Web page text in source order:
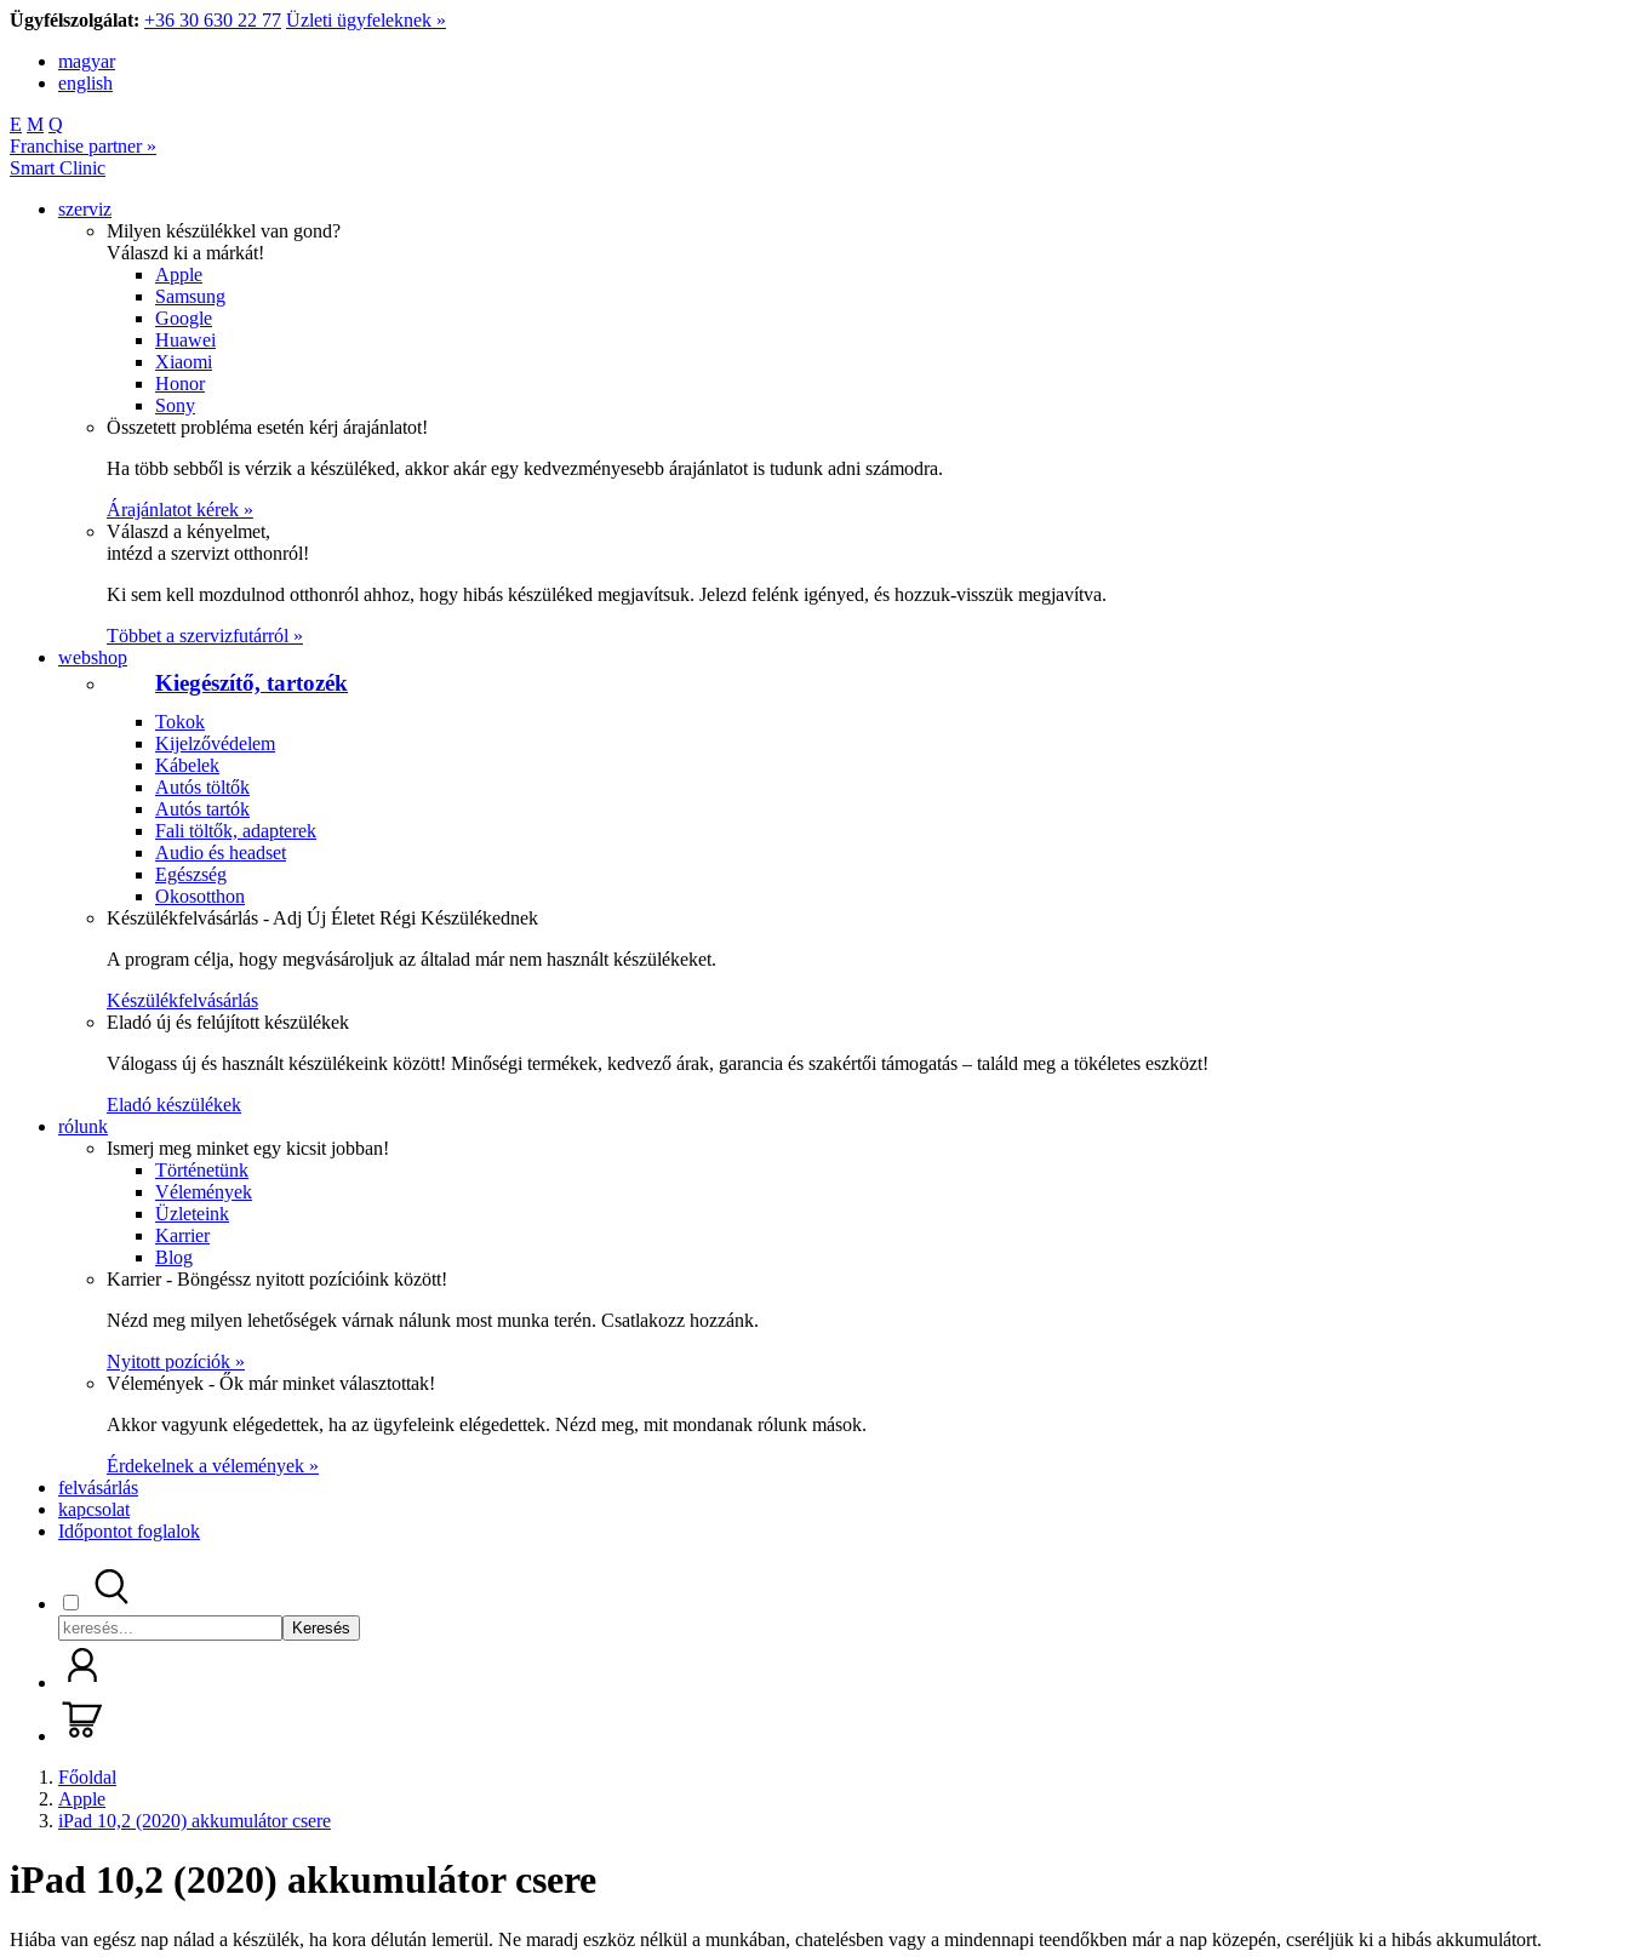
Ügyfélszolgálat: +36 30 630 22 77 Üzleti ügyfeleknek »
magyar
english
E M Q
Franchise partner »
Smart Clinic
szerviz
Milyen készülékkel van gond?
Válaszd ki a márkát!
Apple
Samsung
Google
Huawei
Xiaomi
Honor
Sony
Összetett probléma esetén kérj árajánlatot!
Ha több sebből is vérzik a készüléked, akkor akár egy kedvezményesebb árajánlatot is tudunk adni számodra.
Árajánlatot kérek »
Válaszd a kényelmet,
intézd a szervizt otthonról!
Ki sem kell mozdulnod otthonról ahhoz, hogy hibás készüléked megjavítsuk. Jelezd felénk igényed, és hozzuk-visszük megjavítva.
Többet a szervizfutárról »
webshop
Kiegészítő, tartozék
Tokok
Kijelzővédelem
Kábelek
Autós töltők
Autós tartók
Fali töltők, adapterek
Audio és headset
Egészség
Okosotthon
Készülékfelvásárlás - Adj Új Életet Régi Készülékednek
A program célja, hogy megvásároljuk az általad már nem használt készülékeket.
Készülékfelvásárlás
Eladó új és felújított készülékek
Válogass új és használt készülékeink között! Minőségi termékek, kedvező árak, garancia és szakértői támogatás – találd meg a tökéletes eszközt!
Eladó készülékek
rólunk
Ismerj meg minket egy kicsit jobban!
Történetünk
Vélemények
Üzleteink
Karrier
Blog
Karrier - Böngéssz nyitott pozícióink között!
Nézd meg milyen lehetőségek várnak nálunk most munka terén. Csatlakozz hozzánk.
Nyitott pozíciók »
Vélemények - Ők már minket választottak!
Akkor vagyunk elégedettek, ha az ügyfeleink elégedettek. Nézd meg, mit mondanak rólunk mások.
Érdekelnek a vélemények »
felvásárlás
kapcsolat
Időpontot foglalok
Keresés
Főoldal
Apple
iPad 10,2 (2020) akkumulátor csere
iPad 10,2 (2020) akkumulátor csere
Hiába van egész nap nálad a készülék, ha kora délután lemerül. Ne maradj eszköz nélkül a munkában, chatelésben vagy a mindennapi teendőkben már a nap közepén, cseréljük ki a hibás akkumulátort.